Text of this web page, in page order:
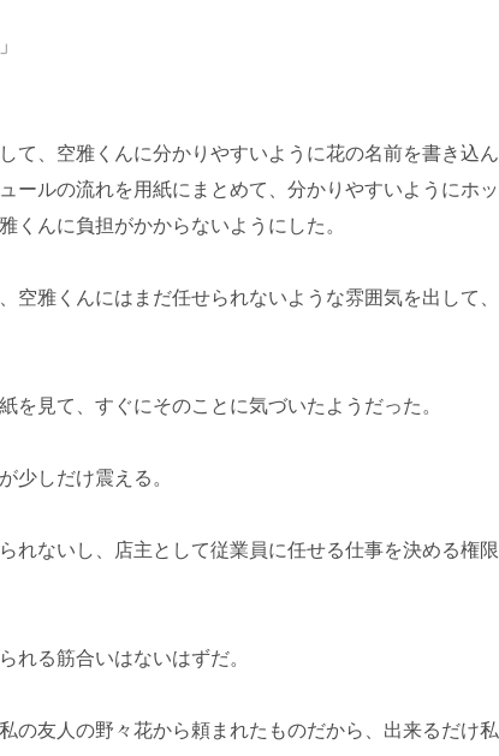
て、空雅くんに分かりやすいように花の名前を書き込ん
ールの流れを用紙にまとめて、分かりやすいようにホッ
くんに負担がかからないようにした。
空雅くんにはまだ任せられないような雰囲気を出して、
を見て、すぐにそのことに気づいたようだった。
少しだけ震える。
れないし、店主として従業員に任せる仕事を決める権限
れる筋合いはないはずだ。
の友人の野々花から頼まれたものだから、出来るだけ私